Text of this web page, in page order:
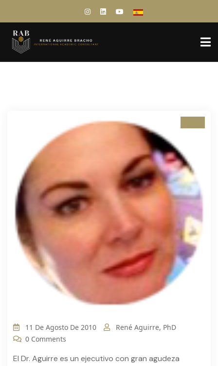
11 De Agosto De 2010
René Aguirre, PhD
0 Comments
El Dr. Aguirre es un ejecutivo con gran agudeza